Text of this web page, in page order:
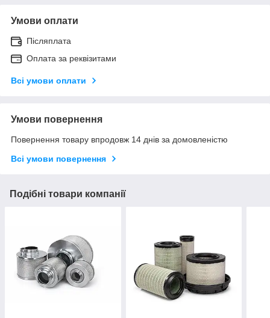
Умови оплати
Післяплата
Оплата за реквізитами
Всі умови оплати
Умови повернення
Повернення товару впродовж 14 днів за домовленістю
Всі умови повернення
Подібні товари компанії